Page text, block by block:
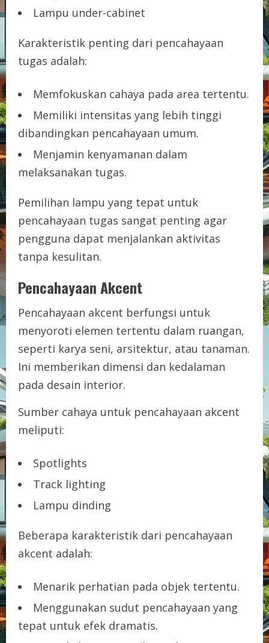
Lampu under-cabinet
Karakteristik penting dari pencahayaan
tugas adalah:
Memfokuskan cahaya pada area tertentu.
Memiliki intensitas yang lebih tinggi
dibandingkan pencahayaan umum.
Menjamin kenyamanan dalam
melaksanakan tugas.
Pemilihan lampu yang tepat untuk
pencahayaan tugas sangat penting agar
pengguna dapat menjalankan aktivitas
tanpa kesulitan.
Pencahayaan Akcent
Pencahayaan akcent berfungsi untuk
menyoroti elemen tertentu dalam ruangan,
seperti karya seni, arsitektur, atau tanaman.
Ini memberikan dimensi dan kedalaman
pada desain interior.
Sumber cahaya untuk pencahayaan akcent
meliputi:
Spotlights
Track lighting
Lampu dinding
Beberapa karakteristik dari pencahayaan
akcent adalah:
Menarik perhatian pada objek tertentu.
Menggunakan sudut pencahayaan yang
tepat untuk efek dramatis.